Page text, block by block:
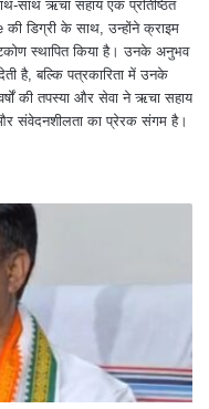
साथ ऋचा सहाय एक प्रतिष्ठित
डिग्री के साथ, उन्होंने क्राइम
स्थापित किया है। उनके अनुभव
है, बल्कि पत्रकारिता में उनके
की तपस्या और सेवा ने ऋचा सहाय
और संवेदनशीलता का प्रेरक संगम है।
be